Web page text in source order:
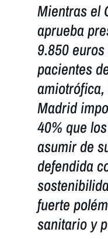
Mientras el
aprueba
9.850
pacientes
Madrid
40% que
asumir de
defendida
fuerte
sanitario y